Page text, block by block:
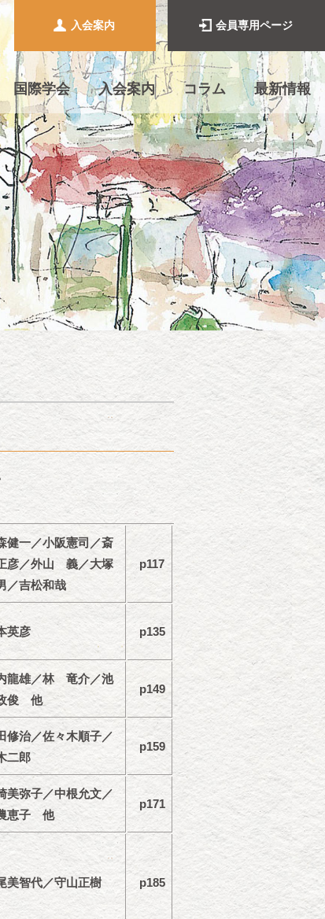
入会案内 会員専用ページ
国際学会 入会案内 コラム 最新情報
健一／小阪憲司／斎
彦／外山 義／大塚
／吉松和哉
p117
英彦 p135
龍雄／林 竜介／池
俊 他
p149
修治／佐々木順子／
二郎
p159
美弥子／中根允文／
恵子 他
p171
美智代／守山正樹 p185